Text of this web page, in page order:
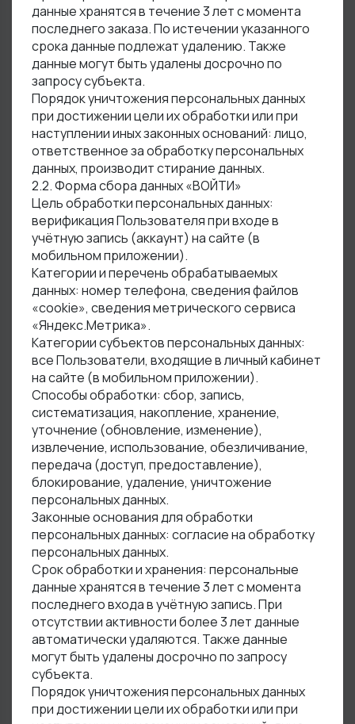
данные хранятся в течение 3 лет с момента
последнего заказа. По истечении указанного
срока данные подлежат удалению. Также
данные могут быть удалены досрочно по
запросу субъекта.
Порядок уничтожения персональных данных
при достижении цели их обработки или при
наступлении иных законных оснований: лицо,
ответственное за обработку персональных
данных, производит стирание данных.
2.2. Форма сбора данных «ВОЙТИ»
Цель обработки персональных данных:
верификация Пользователя при входе в
учётную запись (аккаунт) на сайте (в
мобильном приложении).
Категории и перечень обрабатываемых
данных: номер телефона, сведения файлов
«cookie», сведения метрического сервиса
«Яндекс.Метрика».
Категории субъектов персональных данных:
все Пользователи, входящие в личный кабинет
на сайте (в мобильном приложении).
Способы обработки: сбор, запись,
систематизация, накопление, хранение,
уточнение (обновление, изменение),
извлечение, использование, обезличивание,
передача (доступ, предоставление),
блокирование, удаление, уничтожение
персональных данных.
Законные основания для обработки
персональных данных: согласие на обработку
персональных данных.
Срок обработки и хранения: персональные
данные хранятся в течение 3 лет с момента
последнего входа в учётную запись. При
отсутствии активности более 3 лет данные
автоматически удаляются. Также данные
могут быть удалены досрочно по запросу
субъекта.
Порядок уничтожения персональных данных
при достижении цели их обработки или при